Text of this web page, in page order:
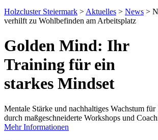
Holzcluster Steiermark > Aktuelles > News >
verhilft zu Wohlbefinden am Arbeitsplatz
Golden Mind: Ihr
Training für ein
starkes Mindset
Mentale Stärke und nachhaltiges Wachstum
durch maßgeschneiderte Workshops und
Mehr Informationen